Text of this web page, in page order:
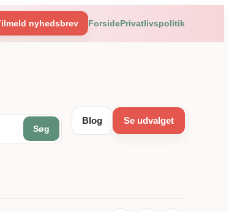
nyhedsbrev ForsidePrivatlivspolitik
Søg
Blog Se udvalget